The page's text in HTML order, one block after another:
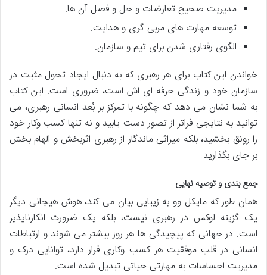
مدیریت صحیح تعارضات و حل و فصل آن ها.
توسعه مهارت های مربی گری و هدایت.
الگوی رفتاری شدن برای تیم و سازمان.
خواندن این کتاب برای هر رهبری که به دنبال ایجاد تحول مثبت در
سازمان خود و زندگی حرفه ای اش است، ضروری است. این کتاب
به شما نشان می دهد که چگونه با تمرکز بر بُعد انسانی رهبری، می
توانید به نتایجی فراتر از تصور دست یابید و نه تنها کسب وکار خود
را رونق بخشید، بلکه میراثی ماندگار از رهبری اثربخش و الهام بخش
بر جای بگذارید.
جمع بندی و توصیه نهایی
همان طور که مایکل وو به زیبایی بیان می کند، هوش هیجانی دیگر
یک گزینه لوکس در رهبری نیست، بلکه یک ضرورت انکارناپذیر
است. در جهانی که پیچیدگی ها هر روز بیشتر می شوند و ارتباطات
انسانی در قلب موفقیت هر کسب وکاری قرار دارد، توانایی درک و
مدیریت احساسات به مهارتی حیاتی تبدیل شده است.